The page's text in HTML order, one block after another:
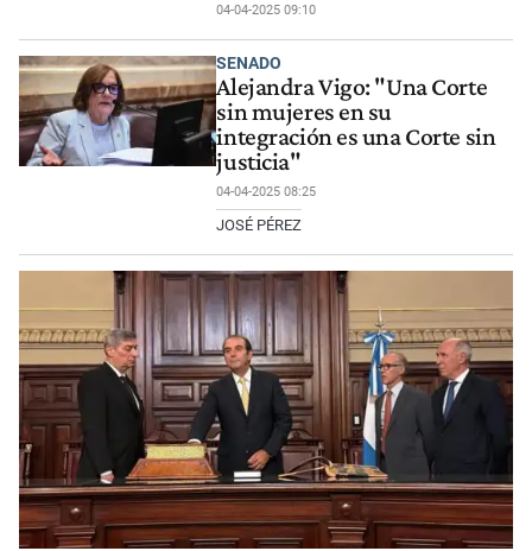
04-04-2025 09:10
SENADO
Alejandra Vigo: "Una Corte
sin mujeres en su
integración es una Corte sin
justicia"
04-04-2025 08:25
JOSÉ PÉREZ